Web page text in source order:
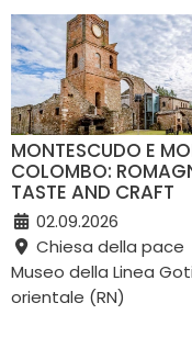
MONTESCUDO E
COLOMBO:
TASTE AND CRAFT
02.09.2026
Chiesa della pace
Museo della Linea
orientale (RN)